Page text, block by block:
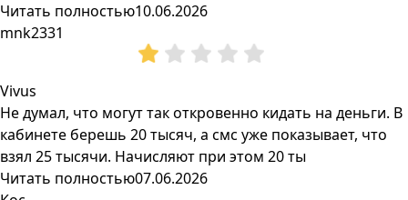
Читать полностью10.06.2026
mnk2331
Vivus
Не думал, что могут так откровенно кидать на деньги. В
кабинете берешь 20 тысяч, а смс уже показывает, что
взял 25 тысячи. Начисляют при этом 20 ты
Читать полностью07.06.2026